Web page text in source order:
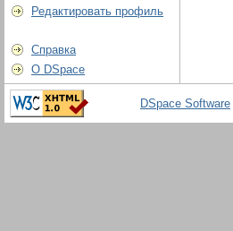
Редактировать профиль
Справка
О DSpace
DSpace Software